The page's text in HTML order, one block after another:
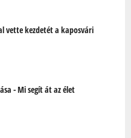
vette kezdetét a kaposvári
- Mi segít át az élet